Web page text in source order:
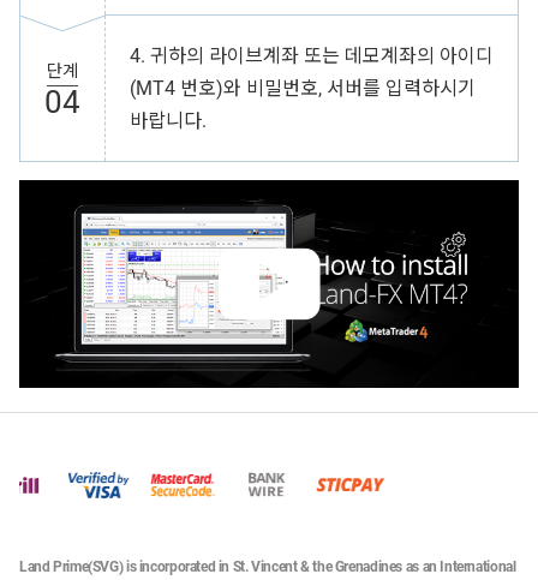
단계
04
4. 귀하의 라이브계좌 또는 데모계좌의 아이디
(MT4 번호)와 비밀번호, 서버를 입력하시기
바랍니다.
Land Prime(SVG) is incorporated in St. Vincent & the Grenadines as an International